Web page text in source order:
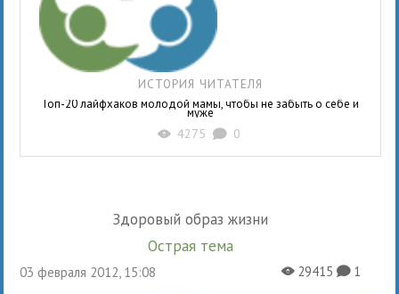
ИСТОРИЯ ЧИТАТЕЛЯ
Топ-20 лайфхаков молодой мамы, чтобы не забыть о себе и
муже
X 4275 K 0
Здоровый образ жизни
Острая тема
03 февраля 2012, 15:08 X29415K1